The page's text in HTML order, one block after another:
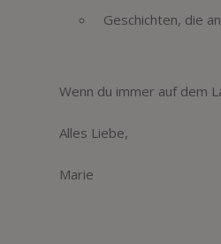
Geschichten, die
Wenn du immer auf dem
Alles Liebe,
Marie